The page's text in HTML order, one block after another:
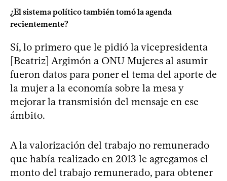
¿El sistema político también tomó la agenda
recientemente?
Sí, lo primero que le pidió la vicepresidenta
[Beatriz] Argimón a ONU Mujeres al asumir
fueron datos para poner el tema del aporte de
la mujer a la economía sobre la mesa y
mejorar la transmisión del mensaje en ese
ámbito.
A la valorización del trabajo no remunerado
que había realizado en 2013 le agregamos el
monto del trabajo remunerado, para obtener